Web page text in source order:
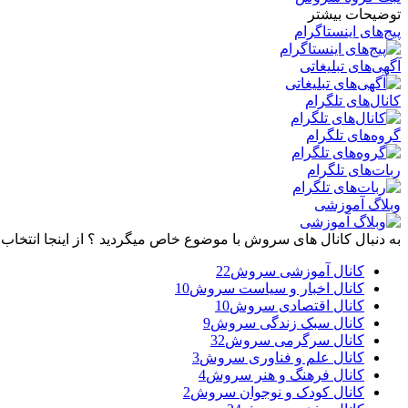
توضیحات بیشتر
پیج‌های اینستاگرام
آگهی‌های تبلیغاتی
کانال‌های تلگرام
گروه‌های تلگرام
ربات‌های تلگرام
وبلاگ آموزشی
به دنبال کانال های سروش با موضوع خاص میگردید ؟ از اینجا انتخاب
کانال آموزشی سروش22
کانال اخبار و سیاست سروش10
کانال اقتصادی سروش10
کانال سبک زندگی سروش9
کانال سرگرمی سروش32
کانال علم و فناوری سروش3
کانال فرهنگ و هنر سروش4
کانال کودک و نوجوان سروش2